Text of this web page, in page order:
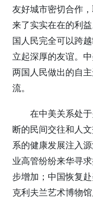
友好城市密切合作
来了实实在在的利
国人民完全可以跨
立起深厚的友谊。
两国人民做出的自
流。
在中美关系处于
断的民间交往和人
系的健康发展注入
业高管纷纷来华寻
步增加；中国恢复
克利夫兰艺术博物